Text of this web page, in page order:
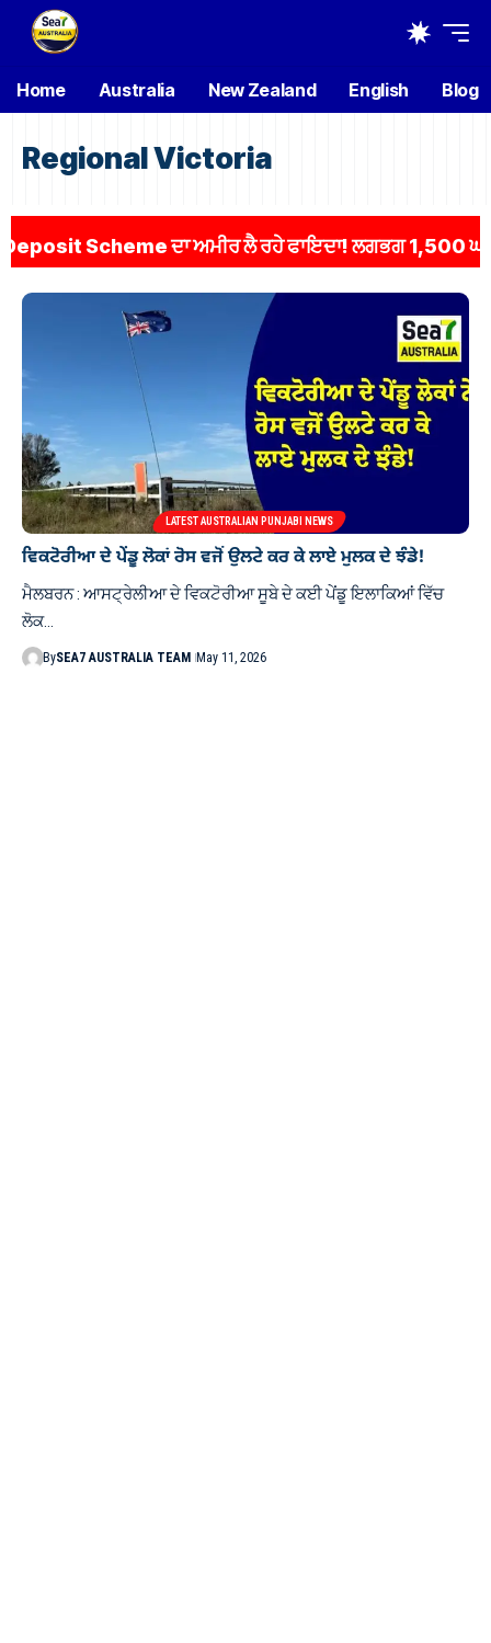
Home Australia New Zealand English Blog
Regional Victoria
Scheme ਦਾ ਅਮੀਰ ਲੈ ਰਹੇ ਫਾਇਦਾ! ਲਗਭਗ 1,500 ਘਰ
LATEST AUSTRALIAN PUNJABI NEWS
ਵਿਕਟੋਰੀਆ ਦੇ ਪੇਂਡੂ ਲੋਕਾਂ ਰੋਸ ਵਜੋਂ ਉਲਟੇ ਕਰ ਕੇ ਲਾਏ ਮੁਲਕ ਦੇ ਝੰਡੇ!
ਮੈਲਬਰਨ : ਆਸਟ੍ਰੇਲੀਆ ਦੇ ਵਿਕਟੋਰੀਆ ਸੂਬੇ ਦੇ ਕਈ ਪੇਂਡੂ ਇਲਾਕਿਆਂ ਵਿੱਚ
ਲੋਕ…
BySEA7 AUSTRALIA TEAM May 11, 2026